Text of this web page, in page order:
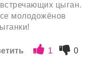
цыган.
молодожёнов
1 0